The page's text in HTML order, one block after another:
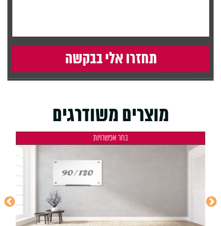
מוצרים משודרגים
בחר אפשרויות